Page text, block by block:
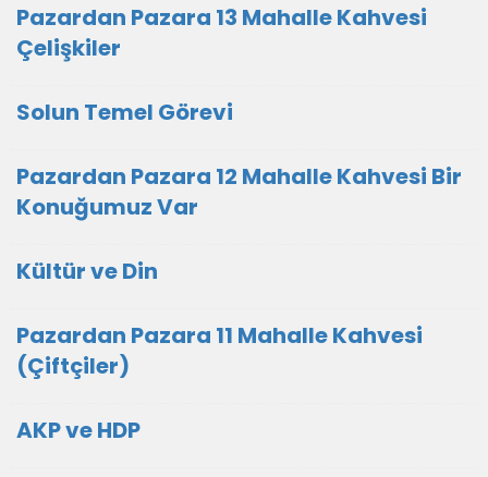
Pazardan Pazara 13 Mahalle Kahvesi
Çelişkiler
Solun Temel Görevi
Pazardan Pazara 12 Mahalle Kahvesi Bir
Konuğumuz Var
Kültür ve Din
Pazardan Pazara 11 Mahalle Kahvesi
(Çiftçiler)
AKP ve HDP